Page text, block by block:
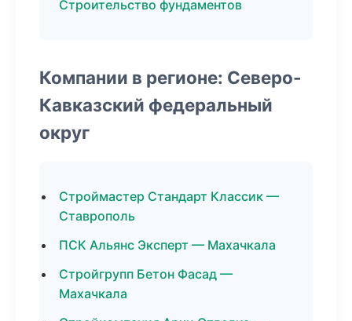
Строительство фундаментов
Компании в регионе: Северо-
Кавказский федеральный
округ
Строймастер Стандарт Классик —
Ставрополь
ПСК Альянс Эксперт — Махачкала
Стройгрупп Бетон Фасад —
Махачкала